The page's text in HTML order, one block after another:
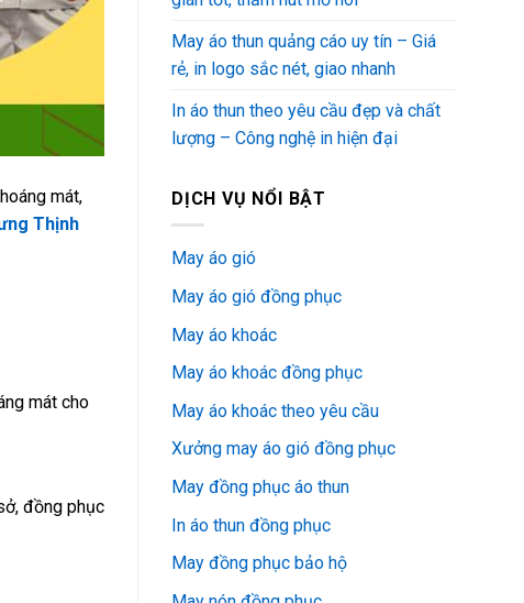
mát,
Thịnh
mát cho
đồng phục
May áo thun quảng cáo uy tín – Giá
rẻ, in logo sắc nét, giao nhanh
In áo thun theo yêu cầu đẹp và chất
lượng – Công nghệ in hiện đại
DỊCH VỤ NỔI BẬT
May áo gió
May áo gió đồng phục
May áo khoác
May áo khoác đồng phục
May áo khoác theo yêu cầu
Xưởng may áo gió đồng phục
May đồng phục áo thun
In áo thun đồng phục
May đồng phục bảo hộ